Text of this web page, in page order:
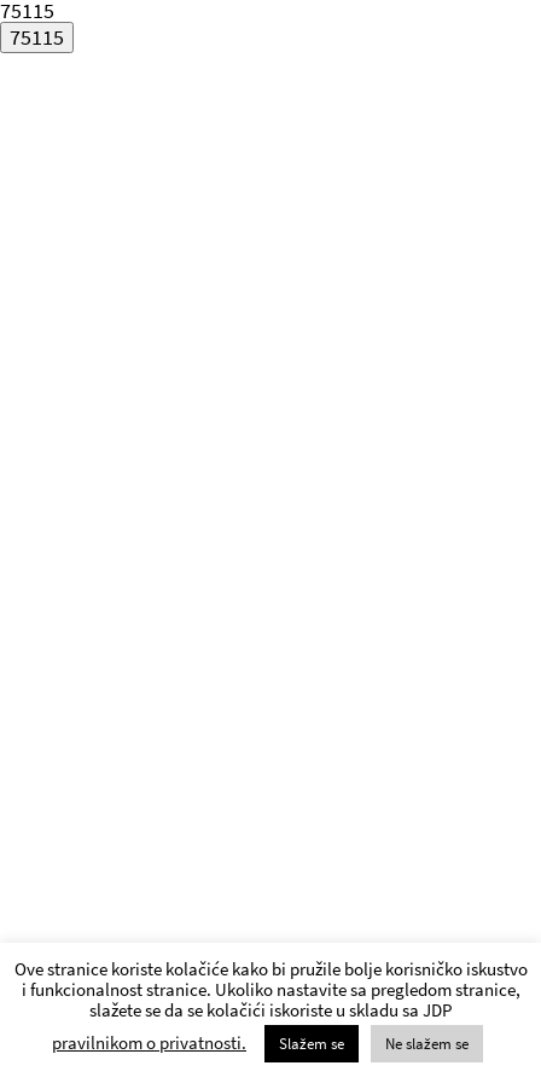
75115
Ove stranice koriste kolačiće kako bi pružile bolje korisničko iskustvo
i funkcionalnost stranice. Ukoliko nastavite sa pregledom stranice,
slažete se da se kolačići iskoriste u skladu sa JDP
pravilnikom o privatnosti.
Slažem se Ne slažem se